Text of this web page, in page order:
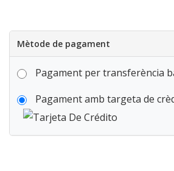
Mètode de pagament
Pagament per transferència
Pagament amb targeta de